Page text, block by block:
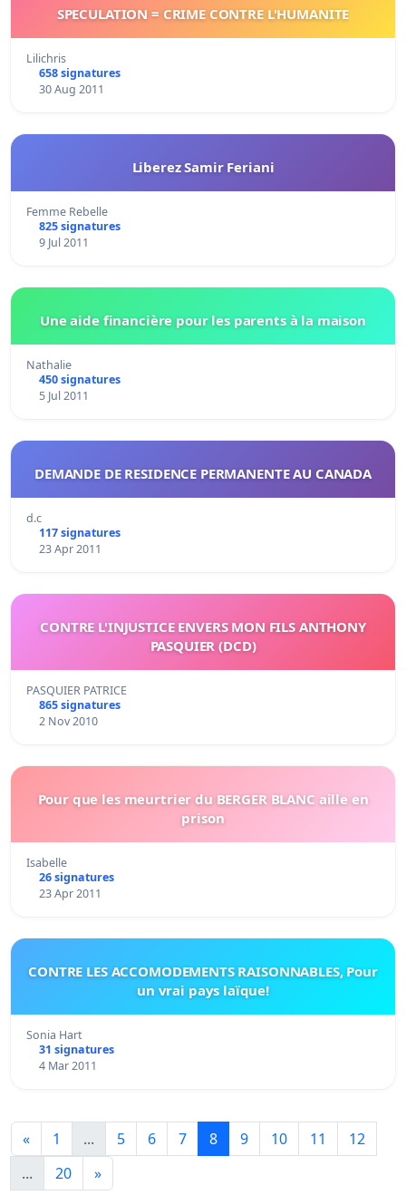
SPECULATION = CRIME CONTRE L'HUMANITE
Lilichris
658 signatures
30 Aug 2011
Liberez Samir Feriani
Femme Rebelle
825 signatures
9 Jul 2011
Une aide financière pour les parents à la maison
Nathalie
450 signatures
5 Jul 2011
DEMANDE DE RESIDENCE PERMANENTE AU CANADA
d.c
117 signatures
23 Apr 2011
CONTRE L'INJUSTICE ENVERS MON FILS ANTHONY
PASQUIER (DCD)
PASQUIER PATRICE
865 signatures
2 Nov 2010
Pour que les meurtrier du BERGER BLANC aille en
prison
Isabelle
26 signatures
23 Apr 2011
CONTRE LES ACCOMODEMENTS RAISONNABLES, Pour
un vrai pays laïque!
Sonia Hart
31 signatures
4 Mar 2011
« 1 ... 5 6 7 8 9 10 11
12
...
20 »